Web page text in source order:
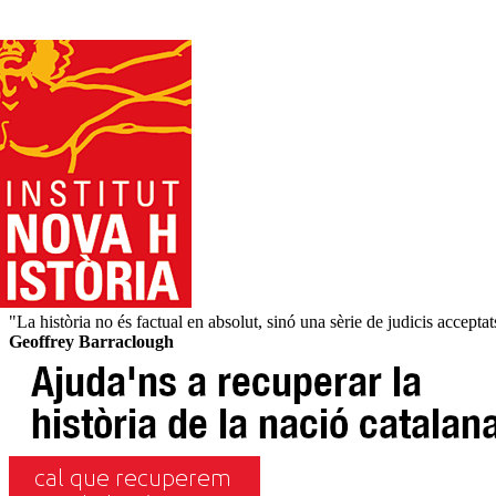
"La història no és factual en absolut, sinó una sèrie de judicis
Geoffrey Barraclough